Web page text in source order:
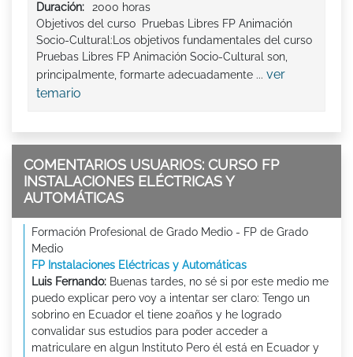
Duración:
2000 horas
Objetivos del curso Pruebas Libres FP Animación
Socio-Cultural:Los objetivos fundamentales del curso
Pruebas Libres FP Animación Socio-Cultural son,
principalmente, formarte adecuadamente ... ver
temario
COMENTARIOS USUARIOS: CURSO FP
INSTALACIONES ELÉCTRICAS Y
AUTOMÁTICAS
Formación Profesional de Grado Medio - FP de Grado
Medio
FP Instalaciones Eléctricas y Automáticas
Luis Fernando: Buenas tardes, no sé si por este medio me
puedo explicar pero voy a intentar ser claro: Tengo un
sobrino en Ecuador el tiene 20años y he logrado
convalidar sus estudios para poder acceder a
matriculare en algun Instituto Pero él está en Ecuador y